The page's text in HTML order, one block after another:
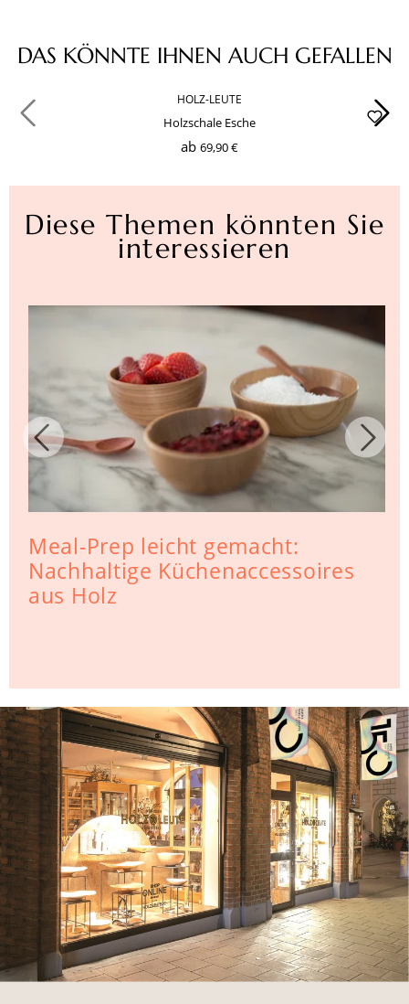
Produktgalerie überspringen
DAS KÖNNTE IHNEN AUCH GEFALLEN
HOLZ-LEUTE
Holzschale Esche
ab 69,90 €
Diese Themen könnten Sie
interessieren
Meal-Prep leicht gemacht:
Nachhaltige Küchenaccessoires
aus Holz